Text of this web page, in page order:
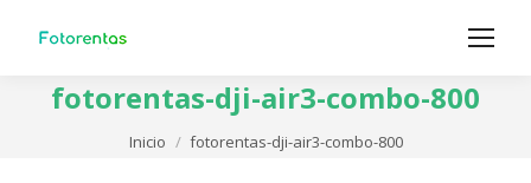
fotorentas-dji-air3-combo-800
Estás aquí:
Inicio fotorentas-dji-air3-combo-800